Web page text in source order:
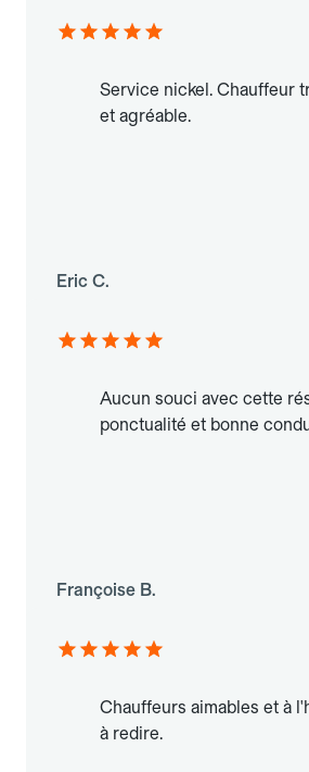
Service nickel. Chauffeur
et agréable.
Eric C.
Aucun souci avec cette
ponctualité et bonne
Françoise B.
Chauffeurs aimables et à
à redire.